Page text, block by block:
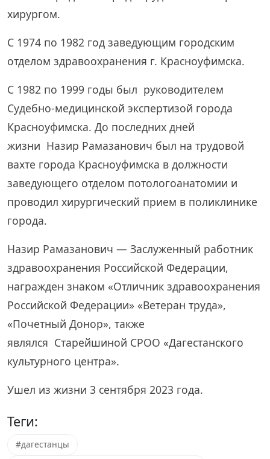
хирургом.
С 1974 по 1982 год заведующим городским
отделом здравоохранения г. Красноуфимска.
С 1982 по 1999 годы был руководителем
Судебно-медицинской экспертизой города
Красноуфимска. До последних дней
жизни Назир Рамазанович был на трудовой
вахте города Красноуфимска в должности
заведующего отделом потологоанатомии и
проводил хирургический прием в поликлинике
города.
Назир Рамазанович — Заслуженный работник
здравоохранения Российской Федерации,
награжден знаком «Отличник здравоохранения
Российской Федерации» «Ветеран труда»,
«Почетный Донор», также
являлся Старейшиной СРОО «Дагестанского
культурного центра».
Ушел из жизни 3 сентября 2023 года.
Теги:
#дагестанцы